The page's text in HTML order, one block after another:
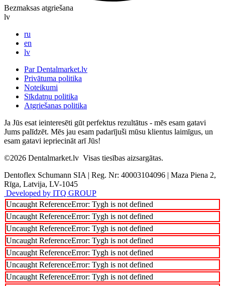
Bezmaksas atgriešana
lv
ru
en
lv
Par Dentalmarket.lv
Privātuma politika
Noteikumi
Sīkdatņu politika
Atgriešanas politika
Ja Jūs esat ieinteresēti gūt perfektus rezultātus - mēs esam gatavi
Jums palīdzēt. Mēs jau esam padarījuši mūsu klientus laimīgus, un
esam gatavi iepriecināt arī Jūs!
©2026 Dentalmarket.lv Visas tiesības aizsargātas.
Dentoflex Schumann SIA | Reg. Nr: 40003104096 | Maza Piena 2,
Rīga, Latvija, LV-1045
Developed by ITQ GROUP
Uncaught ReferenceError: Tygh is not defined
Uncaught ReferenceError: Tygh is not defined
Uncaught ReferenceError: Tygh is not defined
Uncaught ReferenceError: Tygh is not defined
Uncaught ReferenceError: Tygh is not defined
Uncaught ReferenceError: Tygh is not defined
Uncaught ReferenceError: Tygh is not defined